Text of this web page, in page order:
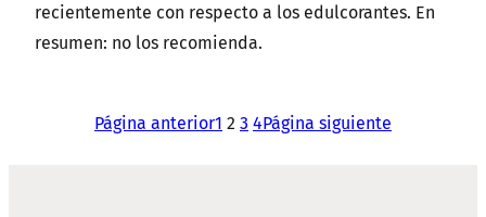
recientemente con respecto a los edulcorantes. En
resumen: no los recomienda.
Página anterior1 2 3 4Página siguiente